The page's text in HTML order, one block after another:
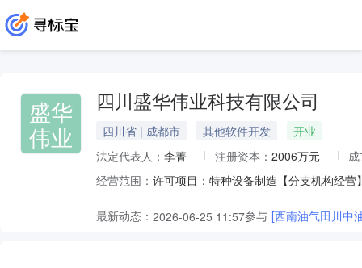
盛华
伟业
四川盛华伟业科技有限公司
四川省 | 成都市 其他软件开发
开业
法定代表人： 李菁 注册资本： 2006万元
经营范围：
最新动态： 2026-06-25 11:57参与 [西南油气田川中